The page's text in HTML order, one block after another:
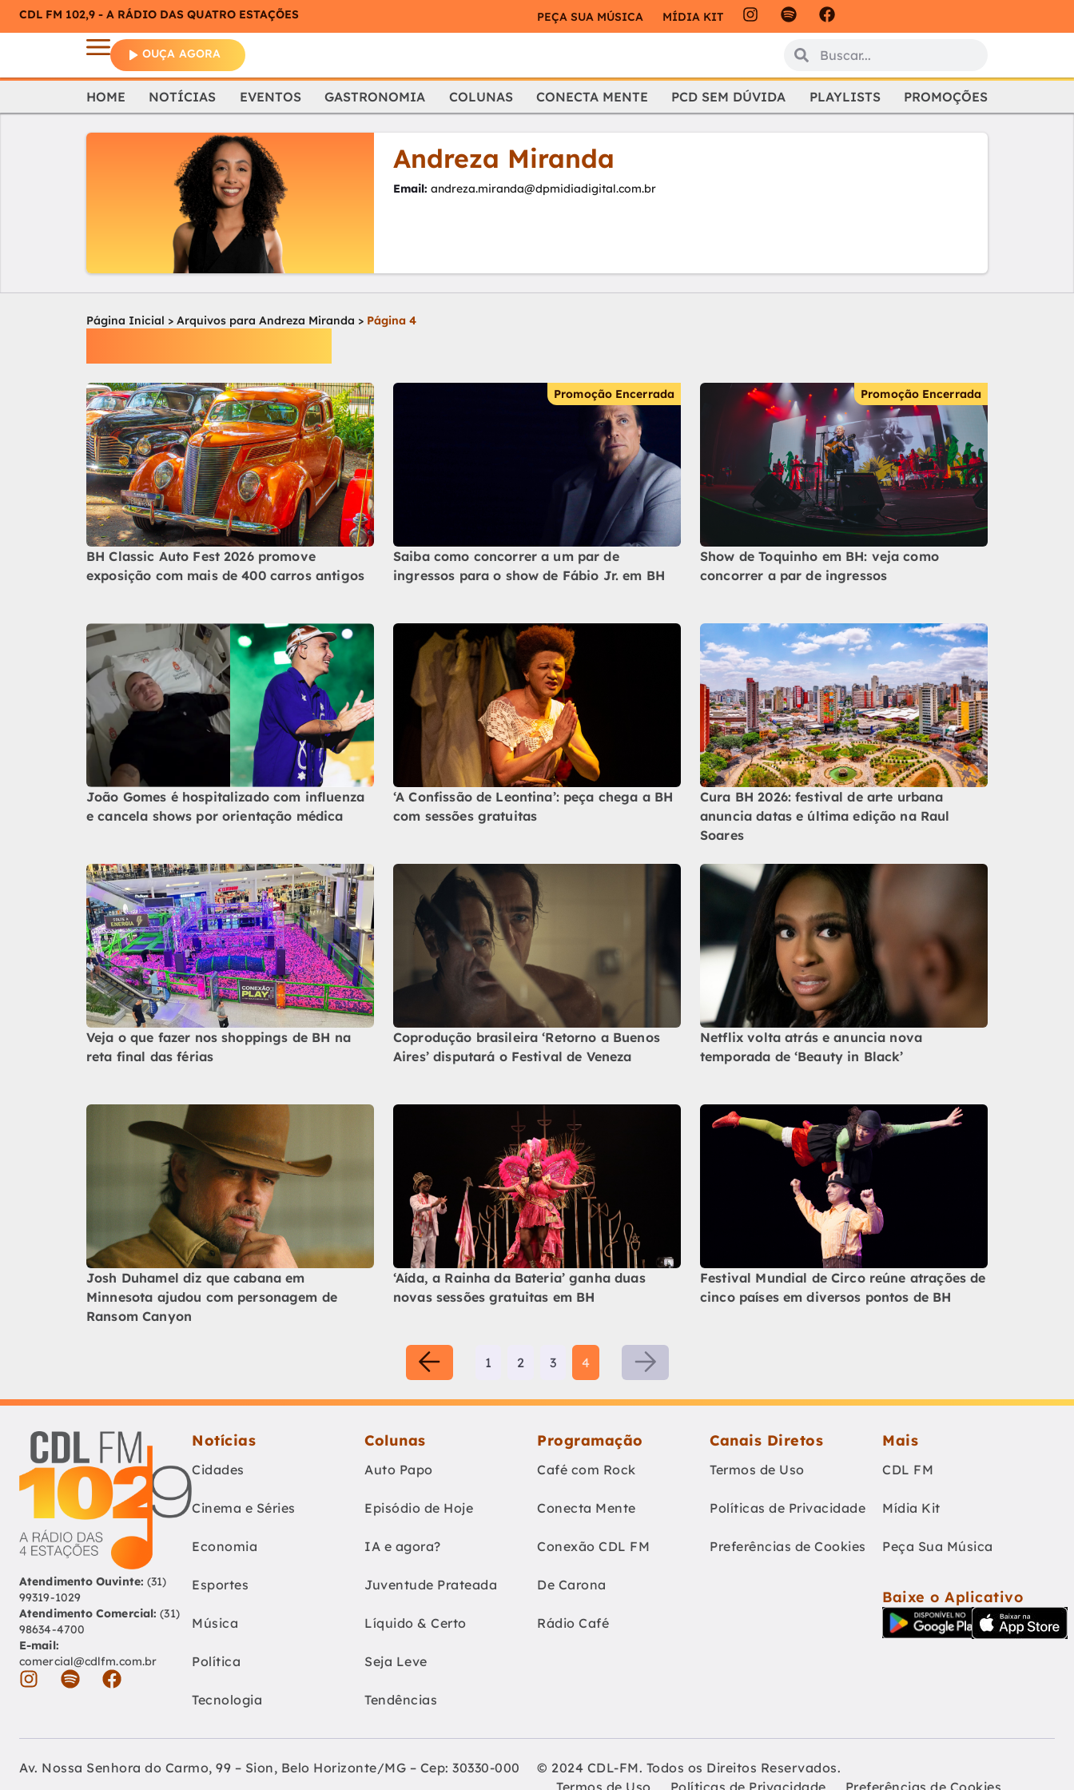
CDL FM 102,9 - A RÁDIO DAS QUATRO ESTAÇÕES PEÇA SUA MÚSICA MÍDIA KIT
OUÇA AGORA
HOME NOTÍCIAS EVENTOS GASTRONOMIA COLUNAS CONECTA MENTE PCD SEM DÚVIDA PLAYLISTS PROMOÇÕES
Andreza Miranda
Email: andreza.miranda@dpmidiadigital.com.br
Página Inicial > Arquivos para Andreza Miranda > Página 4
BH Classic Auto Fest 2026 promove
exposição com mais de 400 carros antigos
Promoção Encerrada
Saiba como concorrer a um par de
ingressos para o show de Fábio Jr. em BH
Promoção Encerrada
Show de Toquinho em BH: veja como
concorrer a par de ingressos
João Gomes é hospitalizado com influenza
e cancela shows por orientação médica
‘A Confissão de Leontina’: peça chega a BH
com sessões gratuitas
Cura BH 2026: festival de arte urbana
anuncia datas e última edição na Raul
Soares
Veja o que fazer nos shoppings de BH na
reta final das férias
Coprodução brasileira ‘Retorno a Buenos
Aires’ disputará o Festival de Veneza
Netflix volta atrás e anuncia nova
temporada de ‘Beauty in Black’
Josh Duhamel diz que cabana em
Minnesota ajudou com personagem de
Ransom Canyon
‘Aída, a Rainha da Bateria’ ganha duas
novas sessões gratuitas em BH
Festival Mundial de Circo reúne atrações de
cinco países em diversos pontos de BH
1 2 3 4
Atendimento Ouvinte: (31)
99319-1029
Atendimento Comercial: (31)
98634-4700
E-mail:
comercial@cdlfm.com.br
Notícias
Cidades
Cinema e Séries
Economia
Esportes
Música
Política
Tecnologia
Colunas
Auto Papo
Episódio de Hoje
IA e agora?
Juventude Prateada
Líquido & Certo
Seja Leve
Tendências
Programação
Café com Rock
Conecta Mente
Conexão CDL FM
De Carona
Rádio Café
Canais Diretos
Termos de Uso
Políticas de Privacidade
Preferências de Cookies
Mais
CDL FM
Mídia Kit
Peça Sua Música
Baixe o Aplicativo
Av. Nossa Senhora do Carmo, 99 – Sion, Belo Horizonte/MG – Cep: 30330-000
© 2024 CDL-FM. Todos os Direitos Reservados.
Termos de Uso
Políticas de Privacidade Preferências de Cookies